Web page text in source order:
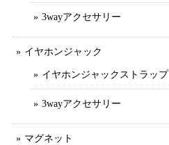
3wayアクセサリー
イヤホンジャック
イヤホンジャックストラップ
3wayアクセサリー
マグネット